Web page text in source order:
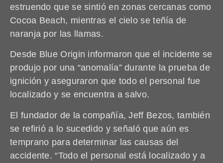
estruendo que se sintió en zonas cercanas como
Cocoa Beach, mientras el cielo se teñía de
naranja por las llamas.
Desde Blue Origin informaron que el incidente se
produjo por una “anomalía” durante la prueba de
ignición y aseguraron que todo el personal fue
localizado y se encuentra a salvo.
El fundador de la compañía, Jeff Bezos, también
se refirió a lo sucedido y señaló que aún es
temprano para determinar las causas del
accidente. “Todo el personal está localizado y a